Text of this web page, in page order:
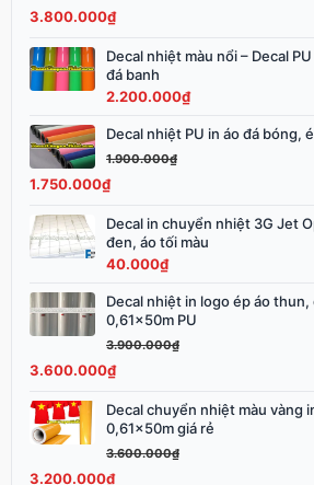
3.900.000₫.
3.800.000₫
là:
3.800.000₫.
Decal nhiệt màu nổi – Decal
đá banh
2.200.000₫
Decal nhiệt PU in áo đá bóng,
1.900.000₫
Giá
gốc
là:
1.750.000₫
Giá
hiện
tại
1.750.000₫.Decal in chuyển nhiệt 3G Jet
đen, áo tối màu
40.000₫
Decal nhiệt in logo ép áo
0,61x50m PU
3.900.000₫
Giá
3.900.000₫.
3.600.000₫
Giá
là:
3.600.000₫.
Decal chuyển nhiệt màu vàng
0,61x50m giá rẻ
3.600.000₫
Giá
gốc
3.200.000₫
Giá
hiện